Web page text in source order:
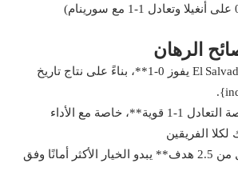
الرهان
التوقع الأبرز: **El Salvador يفوز 0‑1**، بناءً على نتاج تاريخ
الرأي الآخر: **فرصة التعادل 1‑1 قوية**، خاصة مع الأداء
الفريقين
نصيحة فنية: **أقل من 2.5 هدف** يبدو الخيار الأكثر أمانًا وفق